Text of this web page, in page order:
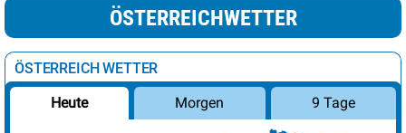
ÖSTERREICHWETTER
ÖSTERREICH WETTER
Heute Morgen 9 Tage